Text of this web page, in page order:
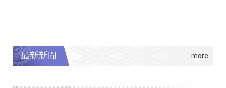
最新新聞